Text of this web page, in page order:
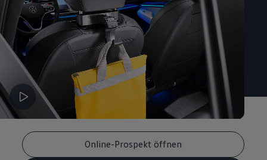
Online-Prospekt öffnen